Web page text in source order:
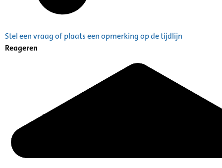
Stel een vraag of plaats een opmerking op de tijdlijn
Reageren